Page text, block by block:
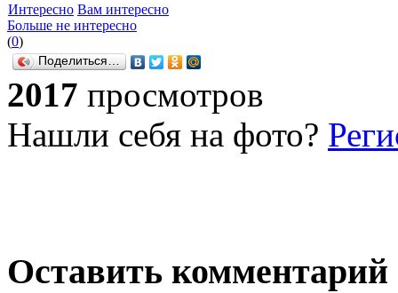
Интересно Вам интересно
Больше не интересно
(0)
Поделиться…
2017 просмотров
Нашли себя на фото?
Оставить комментарий